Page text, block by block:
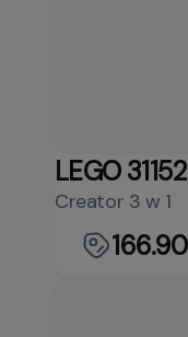
LEGO
Creator 3 w 1
166.90